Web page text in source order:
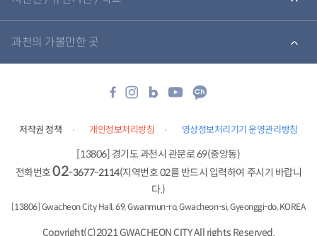
기
과천의 가볼만한 곳
저작권 정책 개인정보처리방침 영상정보처리기기 운영관리방침
[13806] 경기도 과천시 관문로 69(중앙동)
전화번호02-3677-2114(지역번호 02를 반드시 입력하여 주시기 바랍니
다.)
[13806] Gwacheon City Hall, 69, Gwanmun-ro, Gwacheon-si, Gyeonggi-do, KOREA
Copyright(C)2021 GWACHEON CITY All rights Reserved.